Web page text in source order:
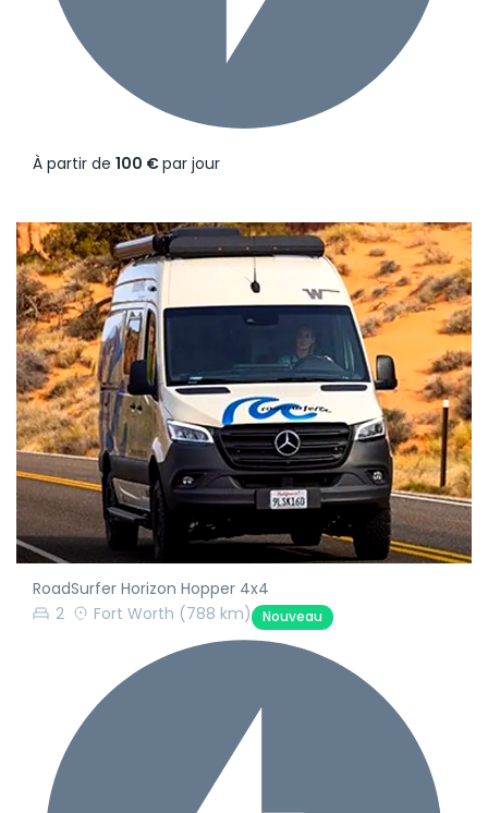
À partir de 100 €par jour
RoadSurfer Horizon Hopper 4x4
2
Fort Worth (788 km) Nouveau